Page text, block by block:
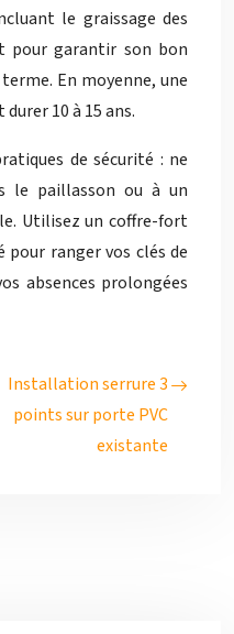
le graissage des
pour garantir son bon
En moyenne, une
10 à 15 ans.
de sécurité : ne
le paillasson ou à un
Utilisez un coffre-fort
ranger vos clés de
absences prolongées
Installation serrure 3
points sur porte PVC
existante